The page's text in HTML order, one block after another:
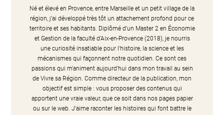
Né et élevé en Provence, entre Marseille et un petit village de la
région, j'ai développé très tôt un attachement profond pour ce
territoire et ses habitants. Diplômé d'un Master 2 en Économie
et Gestion de la faculté d'Aix-en-Provence (2018), je nourris
une curiosité insatiable pour l'histoire, la science et les
mécanismes qui façonnent notre quotidien. Ce sont ces
passions qui m'animent aujourd'hui dans mon travail au sein
de Vivre sa Région. Comme directeur de la publication, mon
objectif est simple : vous proposer des contenus qui
apportent une vraie valeur, que ce soit dans nos pages papier
ou sur le web. J'aime raconter les histoires qui font battre le